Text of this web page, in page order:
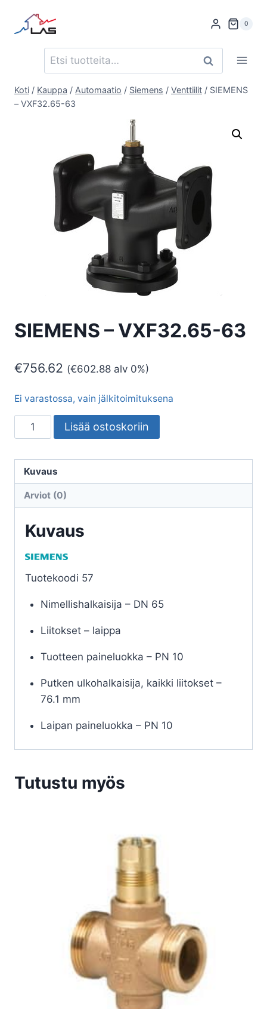
sisältöön
0
Etsi: Haku
Koti / Kauppa / Automaatio / Siemens / Venttiilit / SIEMENS
– VXF32.65-63
SIEMENS – VXF32.65-63
€756.62 (€602.88 alv 0%)
Ei varastossa, vain jälkitoimituksena
SIEMENS
-
63
määrä
Lisää ostoskoriin
Kuvaus
Arviot (0)
Kuvaus
Tuotekoodi 57
Nimellishalkaisija – DN 65
Liitokset – laippa
Tuotteen paineluokka – PN 10
Putken ulkohalkaisija, kaikki liitokset –
76.1 mm
Laipan paineluokka – PN 10
Tutustu myös